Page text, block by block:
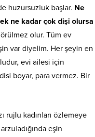
huzursuzluk başlar. Ne
ne kadar çok dişi olursa
olur. Tüm ev
var diyelim. Her şeyin en
evi ailesi için
boyar, para vermez. Bir
rujlu kadınları özlemeye
eşin